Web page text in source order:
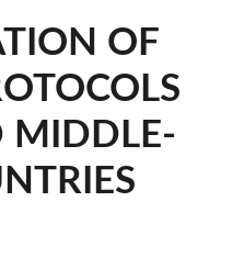
OF
MIDDLE-